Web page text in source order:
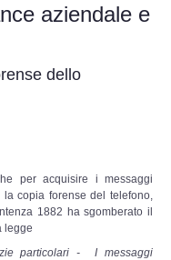
aziendale e
dello
per acquisire i messaggi
copia forense del telefono,
1882 ha sgomberato il
legge
particolari - I messaggi